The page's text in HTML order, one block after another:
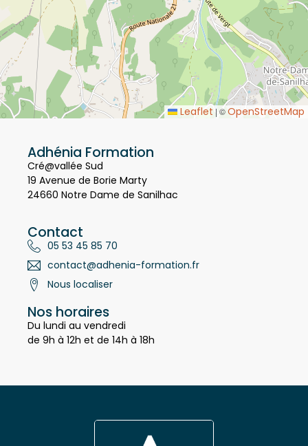
Adhénia Formation
Cré@vallée Sud
19 Avenue de Borie Marty
Contact
05 53 45 85 70
contact@adhenia-formation.fr
Nos horaires
Du lundi au vendredi